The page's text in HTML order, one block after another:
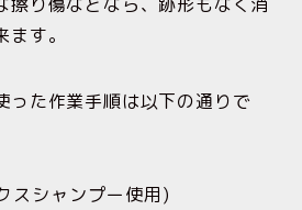
す。
った作業手順は以下の通りで
スシャンプー使用)